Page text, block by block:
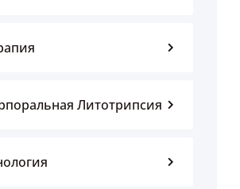
Литотрипсия